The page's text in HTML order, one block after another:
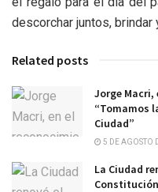
descorchar juntos, brindar
Related posts
Jorge
“Tomamos
Ciudad”
5 DE AGOSTO
La Ciudad
Constitución